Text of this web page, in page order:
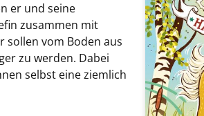
er und seine
zusammen mit
sollen vom Boden aus
zu werden. Dabei
selbst eine ziemlich